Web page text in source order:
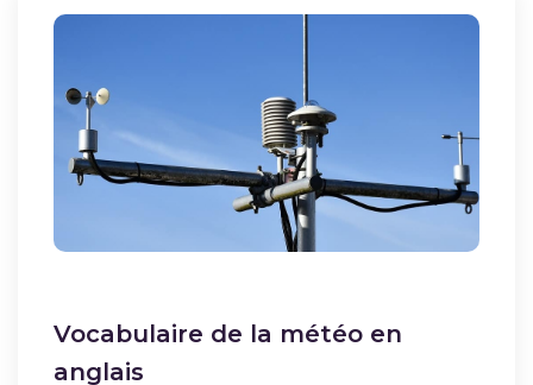
Vocabulaire de la météo en
anglais